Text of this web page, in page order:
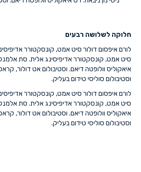
חלוקה לשלושה רבעים
לורם איפסום דולור סיט אמט, קונסקטורר
סיט אמט, קונסקטורר אדיפיסינג אלית. סת
איאקוליס וולופטה דיאם. וסטיבולום אט דולור,
וסטיבולום סוליסי טידום בעליק.
לורם איפסום דולור סיט אמט, קונסקטורר
סיט אמט, קונסקטורר אדיפיסינג אלית. סת
איאקוליס וולופטה דיאם. וסטיבולום אט דולור,
וסטיבולום סוליסי טידום בעליק.